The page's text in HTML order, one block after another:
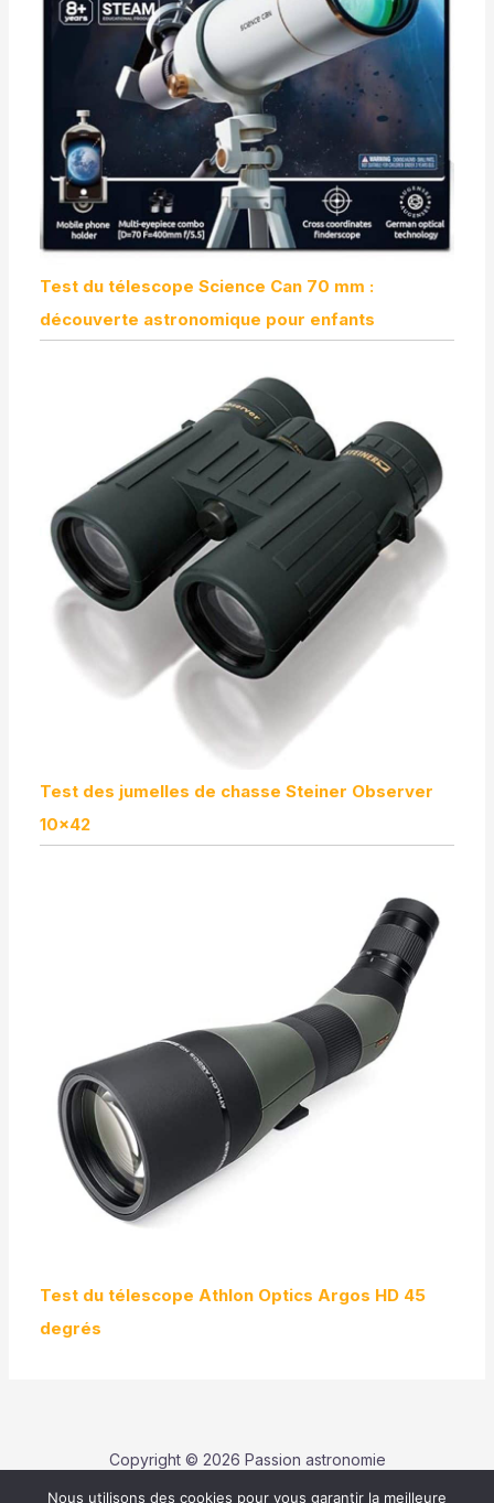
Test du télescope Science Can 70 mm :
découverte astronomique pour enfants
Test des jumelles de chasse Steiner Observer
10×42
Test du télescope Athlon Optics Argos HD 45
degrés
Copyright © 2026 Passion astronomie
Nous utilisons des cookies pour vous garantir la meilleure